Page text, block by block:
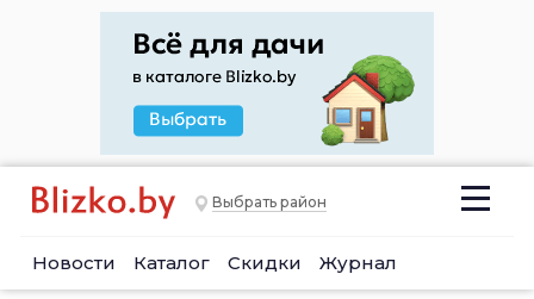
Выбрать район
Новости Каталог Скидки Журнал